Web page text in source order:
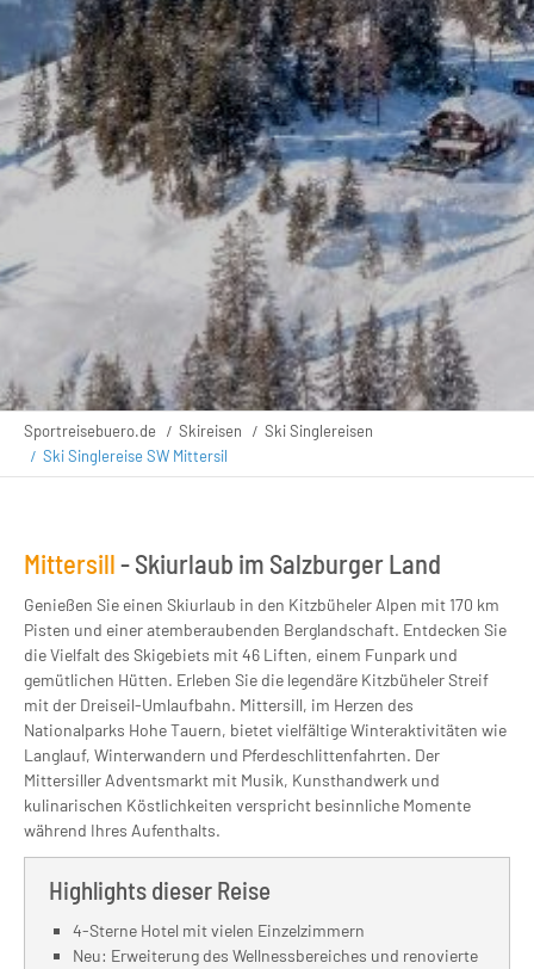
Sportreisebuero.de Skireisen
Ski Singlereisen
Ski Singlereise SW Mittersil
Mittersill- Skiurlaub im Salzburger Land
Genießen Sie einen Skiurlaub in den Kitzbüheler Alpen mit 170 km
Pisten und einer atemberaubenden Berglandschaft. Entdecken Sie
die Vielfalt des Skigebiets mit 46 Liften, einem Funpark und
gemütlichen Hütten. Erleben Sie die legendäre Kitzbüheler Streif
mit der Dreiseil-Umlaufbahn. Mittersill, im Herzen des
Nationalparks Hohe Tauern, bietet vielfältige Winteraktivitäten wie
Langlauf, Winterwandern und Pferdeschlittenfahrten. Der
Mittersiller Adventsmarkt mit Musik, Kunsthandwerk und
kulinarischen Köstlichkeiten verspricht besinnliche Momente
während Ihres Aufenthalts.
Highlights dieser Reise
4-Sterne Hotel mit vielen Einzelzimmern
Neu: Erweiterung des Wellnessbereiches und renovierte